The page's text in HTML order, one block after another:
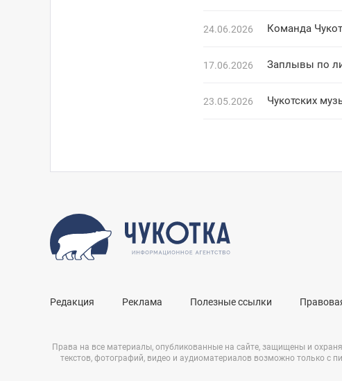
24.06.2026 Команда
17.06.2026 Заплывы по
23.05.2026 Чукотских
Редакция Реклама Полезные ссылки
Права на все материалы, опубликованные на сайте, защищены и
текстов, фотографий, видео и аудиоматериалов возможно только с